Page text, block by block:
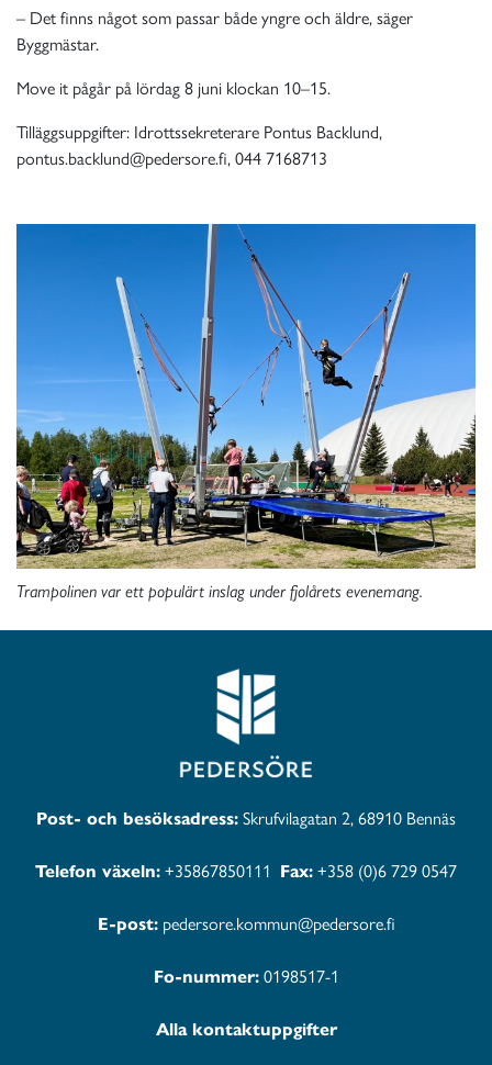
– Det finns något som passar både yngre och äldre, säger
Byggmästar.
Move it pågår på lördag 8 juni klockan 10–15.
Tilläggsuppgifter: Idrottssekreterare Pontus Backlund,
pontus.backlund@pedersore.fi, 044 7168713
Trampolinen var ett populärt inslag under fjolårets evenemang.
Post- och besöksadress:Skrufvilagatan 2, 68910 Bennäs
Telefon växeln:+35867850111 Fax:+358 (0)6 729 0547
E-post:pedersore.kommun@pedersore.fi
Fo-nummer:0198517-1
Alla kontaktuppgifter